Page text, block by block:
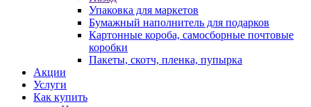
Упаковка для маркетов
Бумажный наполнитель для подарков
Картонные короба, самосборные почтовые
коробки
Пакеты, скотч, пленка, пупырка
Акции
Услуги
Как купить